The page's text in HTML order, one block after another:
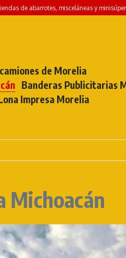
abarrotes, misceláneas y minisúper con
de Morelia
Banderas Publicitarias
Impresa Morelia
Michoacán